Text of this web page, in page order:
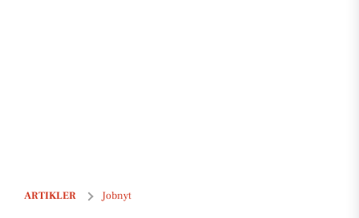
ARTIKLER Jobnyt
Bliv logistikelev hos Ohl Logistics med Europa som din arbejdsplads